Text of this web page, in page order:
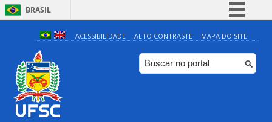
BRASIL
Simplifique!
Comunica BR
Participe
ACESSIBILIDADE ALTO CONTRASTE MAPA DO SITE